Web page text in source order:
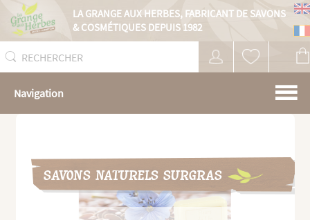
LA GRANGE AUX HERBES, FABRICANT DE SAVONS
& COSMÉTIQUES DEPUIS 1982
Navigation
SAVONS NATURELS SURGRAS
Panneau de gestion des cookies